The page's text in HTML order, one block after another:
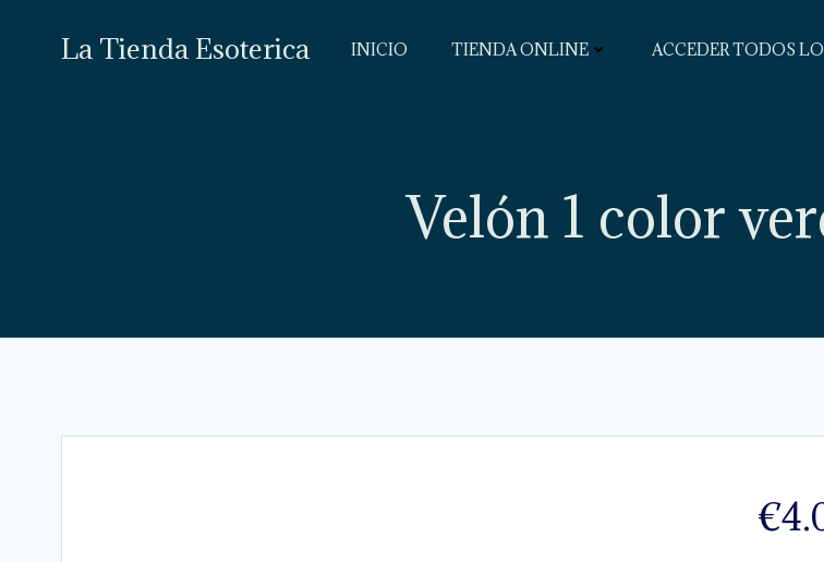
contenidoLa Tienda Esoterica INICIO TIENDA ONLINE ACCEDER TODOS
Velón 1 color
€